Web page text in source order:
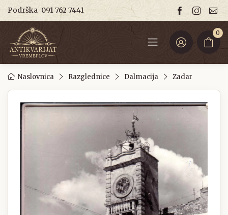
Podrška 091 762 7441
0
Naslovnica Razglednice Dalmacija Zadar